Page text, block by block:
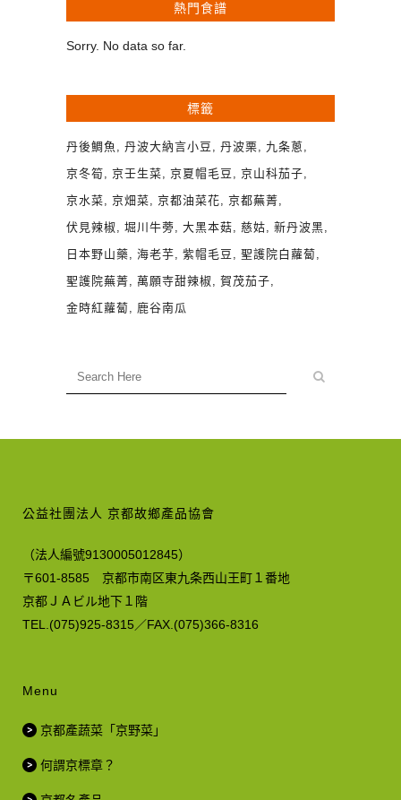
熱門食譜
Sorry. No data so far.
標籤
丹後鯛魚 丹波大納言小豆 丹波栗
九条蔥
京冬筍
京壬生菜 京夏帽毛豆
京山科茄子
京水菜
京畑菜 京都油菜花
京都蕪菁
伏見辣椒
堀川牛蒡 大黑本菇 慈姑
新丹波黑
日本野山藥
海老芋 紫帽毛豆
聖護院白蘿蔔
聖護院蕪菁
萬願寺甜辣椒
賀茂茄子
金時紅蘿蔔
鹿谷南瓜
公益社團法人 京都故鄉產品協會
（法人編號9130005012845）
〒601-8585 京都市南区東九条西山王町１番地
京都ＪＡビル地下１階
TEL.(075)925-8315／FAX.(075)366-8316
Menu
京都產蔬菜「京野菜」
何謂京標章？